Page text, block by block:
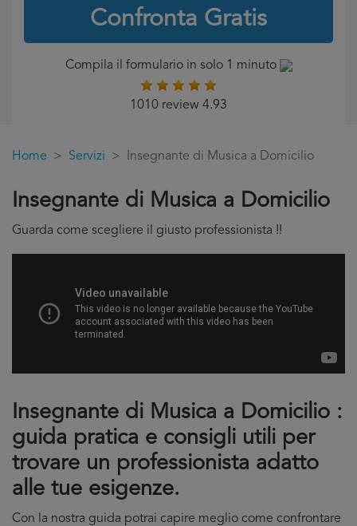
Confronta Gratis
Compila il formulario in solo 1 minuto
1010 review 4.93
Home Servizi Insegnante di Musica a Domicilio
Insegnante di Musica a Domicilio
Guarda come scegliere il giusto professionista !!
Insegnante di Musica a Domicilio :
guida pratica e consigli utili per
trovare un professionista adatto
alle tue esigenze.
Con la nostra guida potrai capire meglio come confrontare